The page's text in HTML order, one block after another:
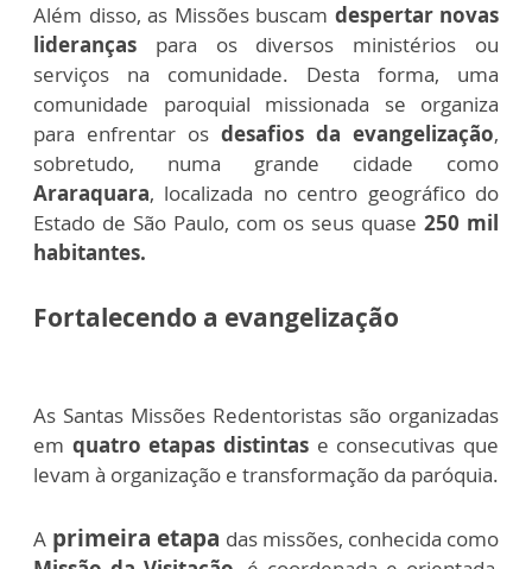
Além disso, as Missões buscam despertar novas
lideranças para os diversos ministérios ou
serviços na comunidade. Desta forma, uma
comunidade paroquial missionada se organiza
para enfrentar os desafios da evangelização,
sobretudo, numa grande cidade como
Araraquara, localizada no centro geográfico do
Estado de São Paulo, com os seus quase 250 mil
habitantes.
Fortalecendo a evangelização
As Santas Missões Redentoristas são organizadas
em quatro etapas distintas e consecutivas que
levam à organização e transformação da paróquia.
A primeira etapa das missões, conhecida como